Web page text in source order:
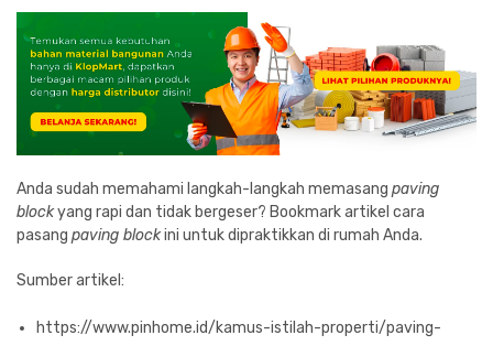
Anda sudah memahami langkah-langkah memasang paving
blockyang rapi dan tidak bergeser? Bookmark artikel cara
pasang paving blockini untuk dipraktikkan di rumah Anda.
Sumber artikel:
https://www.pinhome.id/kamus-istilah-properti/paving-